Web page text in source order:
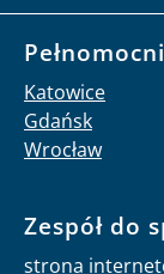
Katowice
Gdańsk
Wrocław
Zespół do
strona